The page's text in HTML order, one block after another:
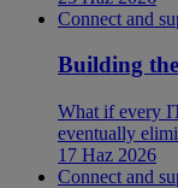
Connect and
Building
What if every
eventually
17 Haz 2026
Connect and